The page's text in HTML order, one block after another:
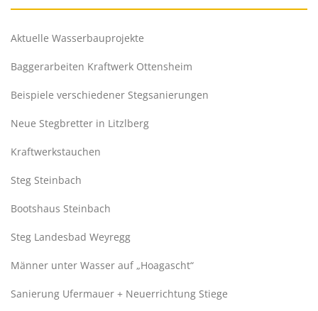
Aktuelle Wasserbauprojekte
Baggerarbeiten Kraftwerk Ottensheim
Beispiele verschiedener Stegsanierungen
Neue Stegbretter in Litzlberg
Kraftwerkstauchen
Steg Steinbach
Bootshaus Steinbach
Steg Landesbad Weyregg
Männer unter Wasser auf „Hoagascht“
Sanierung Ufermauer + Neuerrichtung Stiege